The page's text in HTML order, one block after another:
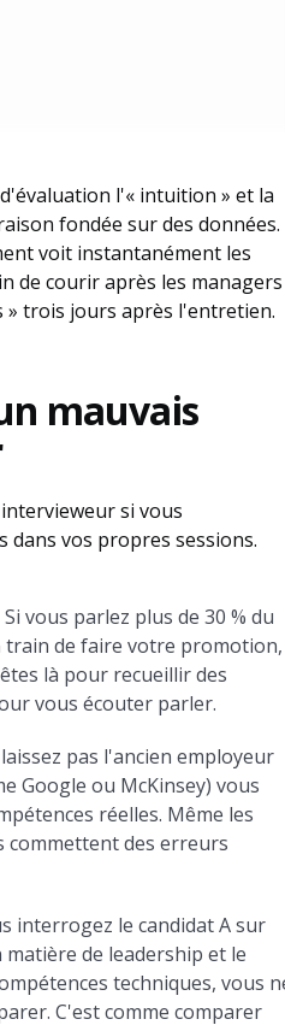
l'« intuition » et la
fondée sur des données.
voit instantanément les
de courir après les managers
» trois jours après l'entretien.
mauvais
si vous
dans vos propres sessions.
Si vous parlez plus de 30 % du
train de faire votre promotion,
là pour recueillir des
vous écouter parler.
pas l'ancien employeur
Google ou McKinsey) vous
réelles. Même les
commettent des erreurs
interrogez le candidat A sur
matière de leadership et le
techniques, vous
C'est comme comparer